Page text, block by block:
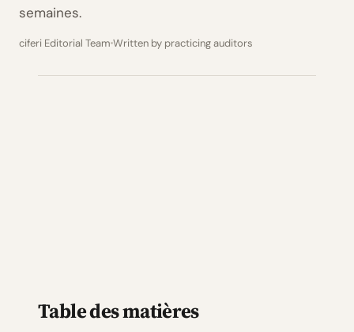
semaines.
ciferi Editorial Team Written by practicing auditors
Table des matières